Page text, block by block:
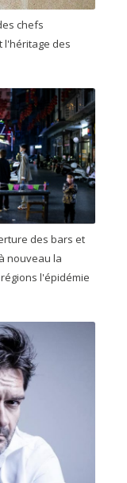
chefs
l'héritage des
des bars et
nouveau la
l'épidémie